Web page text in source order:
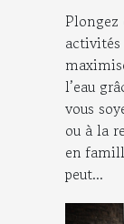
Plongez
l’eau
vous
ou à la
en
peut...